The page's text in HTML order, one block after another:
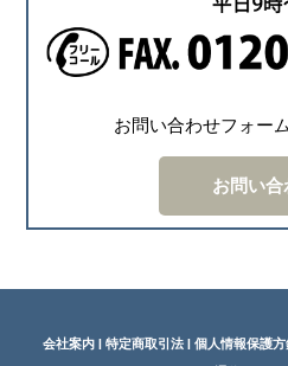
お問い合わせフォー
お問い合
会社案内 特定商取引法 個人情報保護方